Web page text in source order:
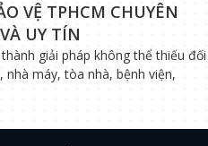
VỆ TPHCM CHUYÊN
UY TÍN
giải pháp không thể thiếu đối
nhà máy, tòa nhà, bệnh viện,